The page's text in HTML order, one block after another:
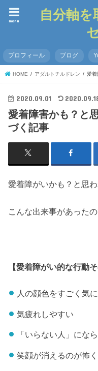
自分軸
menu
プロフィール ブログ
HOME アダルトチルドレン 愛着
2020.09.01
愛着障害かも？と
づく記事
愛着障がいかも？と思わ
こんな出来事があった
【愛着障がい的な行動そ
人の顔色をすごく気
気疲れしやすい
「いらない人」にな
笑顔が消えるのが怖